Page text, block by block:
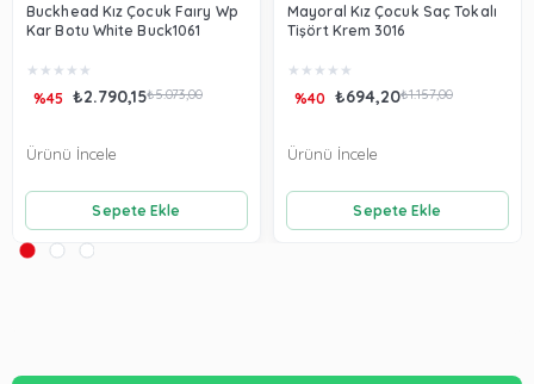
Buckhead Kız Çocuk Faıry Wp
Kar Botu White Buck1061
★ ★ ★ ★ ★
₺2.790,15₺5.073,00
%45
Sepete Ekle
Ürünü İncele
Mayoral Kız Çocuk Saç Tokalı
Tişört Krem 3016
★ ★ ★ ★ ★
₺694,20₺1.157,00
%40
Sepete Ekle
Ürünü İncele